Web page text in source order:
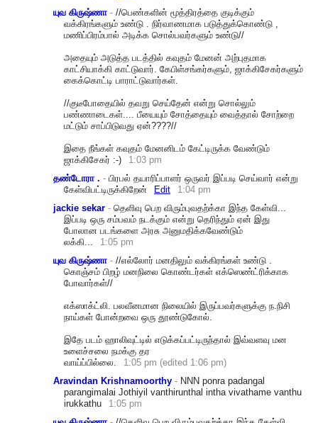
யுவ கிருஷ்ணா - //பெண்களின் மூத்திரத்தை குடிக்கும்
வக்கிரங்களும் உண்டு . நிர்வாணமாக படுத்துக்கொண்டு ,
மணிப்பிரம்பால் அடிக்க சொல்பவர்களும் உண்டு//
அதையும் அடுத்த படத்தில் கவுதம் மேனன் அற்புதமாக
காட்சியாக்கி காட்டுவார். கேபிள்சங்கர்களும், ஜாக்கிசேகர்களும்
கைக்கொட்டி பாராட்டுவார்கள்.
//குடீபோதையில் தவறு செய்தேன் என்று சொல்லும்
பண்ணாடைகள்.... பீயையும் சோத்தையும் வைத்தால் சோற்றை
மட்டும் சாப்பிடுவது ஏன்????//
இதை நீங்கள் கவுதம் மேனனிடம் கேட்டிருக்க வேண்டும்
ஜாக்கிசேகர் :-)
1:03 pm
தண்டோரா . - பிரபல் தயாரிப்பாளர் ஒருவர் இப்படி செய்வார் என்று
கேள்விபட்டிருக்கிறேன்
Edit
1:04 pm
jackie sekar - தெளிவு பெற விரும்புவதற்க்கா இந்த கேள்வி...
இப்படி ஒரு சம்பவம் நடக்கும் என்று தெரிந்தும் ஏன் இது
போலான படங்களை அரசு அனுமதிக்கவேண்டும்
லக்கி...
1:05 pm
யுவ கிருஷ்ணா - //எல்லோர் மனதிலும் வக்கிரங்கள் உண்டு .
கொஞ்சம் பிறழ் மனநிலை கொண்டர்கள் எக்ஸெண்ட்ரிக்காக
போவார்கள்//
எக்ஸாக்ட் லி. பலவீனமான நிலையில் இருப்பவர்களுக்கு ந.நிசி
நாய்கள் போன்றவை ஒரு தூண்டுகோல்.
இதே படம் ஹாலிவுட்டில் எடுக்கப்பட்டிருந்தால் இவ்வளவு மன
உளைச்சலை நமக்கு தர
வாய்ப்பில்லை.
1:05 pm (edited 1:06 pm)
Aravindan Krishnamoorthy - NNN ponra padangal
parangimalai Jothiyil vanthirunthal intha vivathame vanthu
irukkathu
1:05 pm